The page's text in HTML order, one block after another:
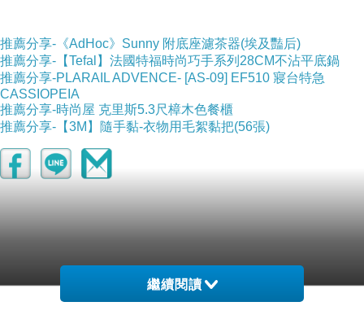
二胎貸款
推薦分享-《AdHoc》Sunny 附底座濾茶器(埃及豔后)
推薦分享-【Tefal】法國特福時尚巧手系列28CM不沾平底鍋
推薦分享-PLARAIL ADVENCE- [AS-09] EF510 寢台特急
CASSIOPEIA
推薦分享-時尚屋 克里斯5.3尺樟木色餐櫃
推薦分享-【3M】隨手黏-衣物用毛絮黏把(56張)
繼續閱讀